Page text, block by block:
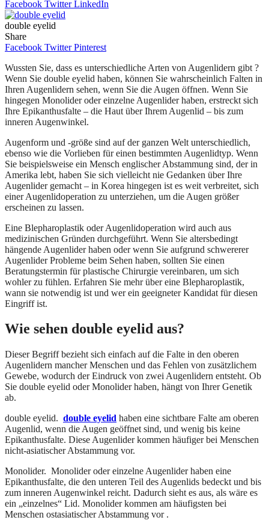
Facebook Twitter LinkedIn
double eyelid
Share
Facebook Twitter Pinterest
Wussten Sie, dass es unterschiedliche Arten von Augenlidern gibt ?
Wenn Sie double eyelid haben, können Sie wahrscheinlich Falten in
Ihren Augenlidern sehen, wenn Sie die Augen öffnen. Wenn Sie
hingegen Monolider oder einzelne Augenlider haben, erstreckt sich
Ihre Epikanthusfalte – die Haut über Ihrem Augenlid – bis zum
inneren Augenwinkel.
Augenform und -größe sind auf der ganzen Welt unterschiedlich,
ebenso wie die Vorlieben für einen bestimmten Augenlidtyp. Wenn
Sie beispielsweise ein Mensch englischer Abstammung sind, der in
Amerika lebt, haben Sie sich vielleicht nie Gedanken über Ihre
Augenlider gemacht – in Korea hingegen ist es weit verbreitet, sich
einer Augenlidoperation zu unterziehen, um die Augen größer
erscheinen zu lassen.
Eine Blepharoplastik oder Augenlidoperation wird auch aus
medizinischen Gründen durchgeführt. Wenn Sie altersbedingt
hängende Augenlider haben oder wenn Sie aufgrund schwererer
Augenlider Probleme beim Sehen haben, sollten Sie einen
Beratungstermin für plastische Chirurgie vereinbaren, um sich
wohler zu fühlen. Erfahren Sie mehr über eine Blepharoplastik,
wann sie notwendig ist und wer ein geeigneter Kandidat für diesen
Eingriff ist.
Wie sehen double eyelid aus?
Dieser Begriff bezieht sich einfach auf die Falte in den oberen
Augenlidern mancher Menschen und das Fehlen von zusätzlichem
Gewebe, wodurch der Eindruck von zwei Augenlidern entsteht. Ob
Sie double eyelid oder Monolider haben, hängt von Ihrer Genetik
ab.
double eyelid. double eyelid haben eine sichtbare Falte am oberen
Augenlid, wenn die Augen geöffnet sind, und wenig bis keine
Epikanthusfalte. Diese Augenlider kommen häufiger bei Menschen
nicht-asiatischer Abstammung vor.
Monolider. Monolider oder einzelne Augenlider haben eine
Epikanthusfalte, die den unteren Teil des Augenlids bedeckt und bis
zum inneren Augenwinkel reicht. Dadurch sieht es aus, als wäre es
ein „einzelnes“ Lid. Monolider kommen am häufigsten bei
Menschen ostasiatischer Abstammung vor .